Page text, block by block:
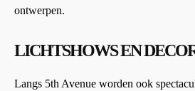
ontwerpen.
LICHTSHOWS EN
Langs 5th Avenue worden ook